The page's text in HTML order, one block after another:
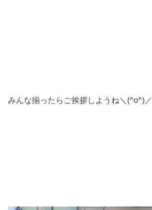
みんな揃ったらご挨拶しようね＼(^o^)／